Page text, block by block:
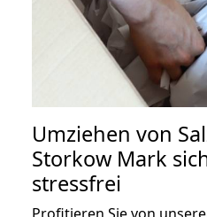
Umziehen von
Storkow Mark
stressfrei